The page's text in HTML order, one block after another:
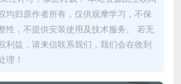
均归原作者所有，仅供观摩学习，不保
性，不提供安装使用及技术服务。 若无
利益，请来信联系我们，我们会在收到
理！